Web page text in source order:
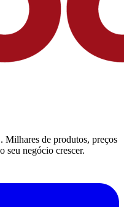
Milhares de produtos, preços
seu negócio crescer.